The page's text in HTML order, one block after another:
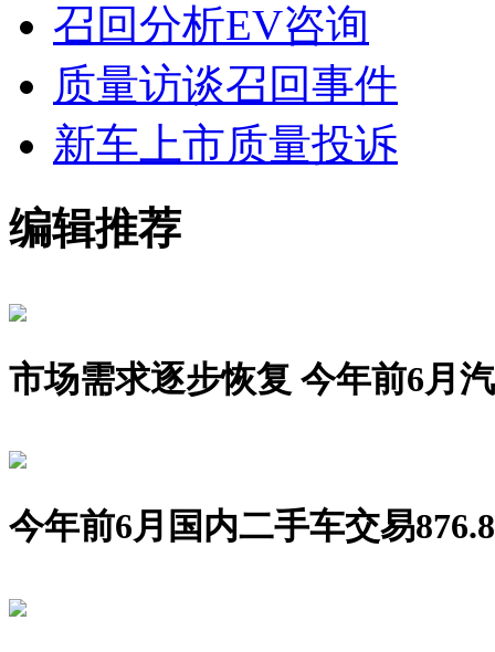
召回分析EV咨询
质量访谈召回事件
新车上市质量投诉
编辑推荐
市场需求逐步恢复 今年前6月
今年前6月国内二手车交易